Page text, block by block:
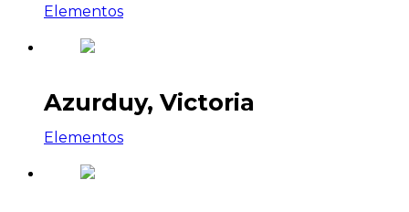
Elementos
Azurduy, Victoria
Elementos